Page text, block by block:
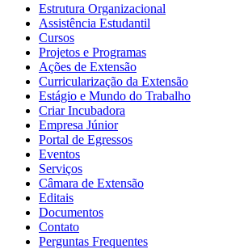
Estrutura Organizacional
Assistência Estudantil
Cursos
Projetos e Programas
Ações de Extensão
Curricularização da Extensão
Estágio e Mundo do Trabalho
Criar Incubadora
Empresa Júnior
Portal de Egressos
Eventos
Serviços
Câmara de Extensão
Editais
Documentos
Contato
Perguntas Frequentes